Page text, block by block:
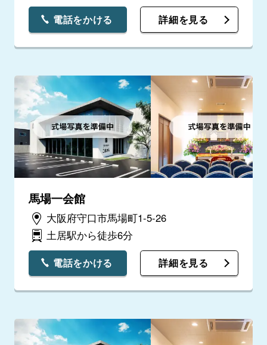
電話をかける 詳細を見る
馬場一会館
大阪府守口市馬場町1-5-26
土居駅から徒歩6分
電話をかける 詳細を見る